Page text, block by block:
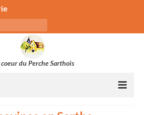
du Perche Sarthois